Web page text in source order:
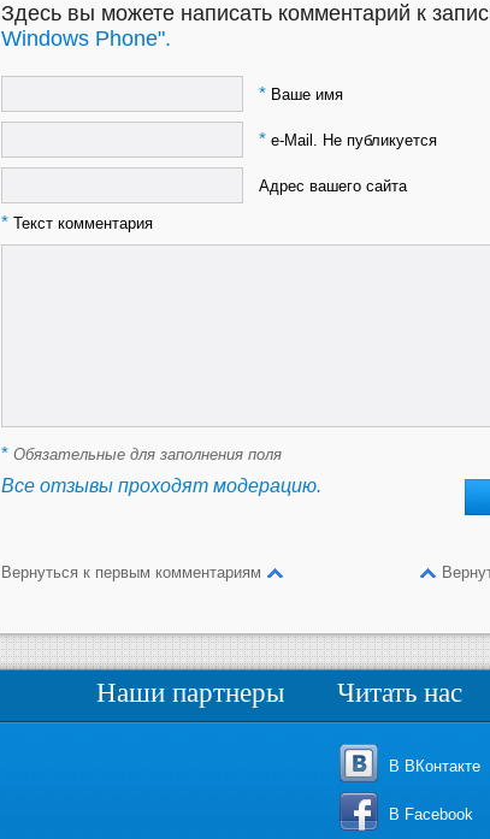
Здесь вы можете написать комментарий к
Windows Phone".
*Ваше имя
*e-Mail. Не публикуется
Адрес вашего сайта
* Текст комментария
* Обязательные для заполнения поля
Все отзывы проходят модерацию.
Вернуться к первым комментариям
Наши партнеры Читать нас
В ВКонтакте
В Facebook